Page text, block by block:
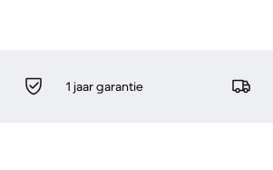
1 jaar garantie